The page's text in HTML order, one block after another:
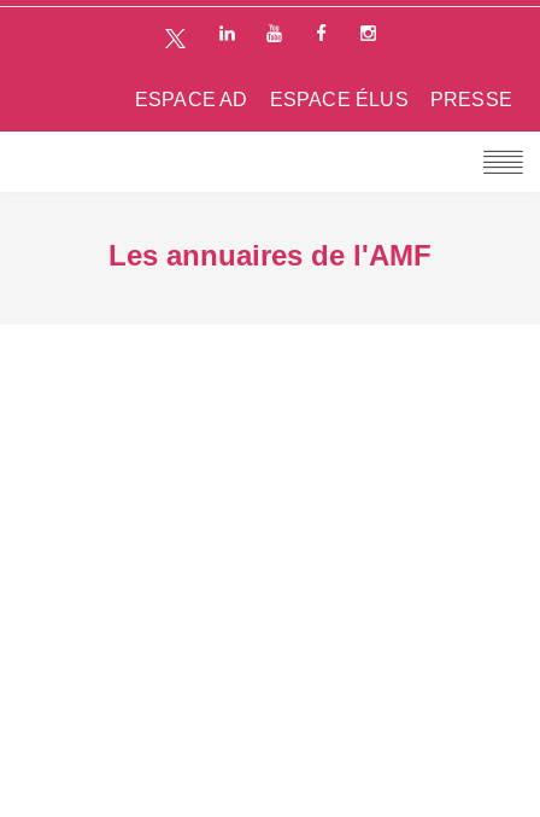
PRESSE
ESPACE ÉLUS
ESPACE AD
Les annuaires de l'AMF